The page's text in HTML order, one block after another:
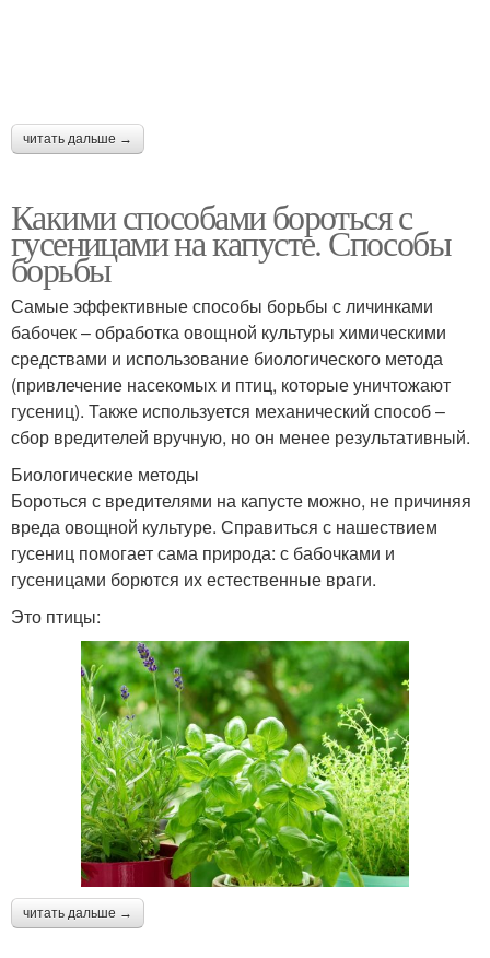
читать дальше →
Какими способами бороться с
гусеницами на капусте. Способы
борьбы
Самые эффективные способы борьбы с личинками
бабочек – обработка овощной культуры химическими
средствами и использование биологического метода
(привлечение насекомых и птиц, которые уничтожают
гусениц). Также используется механический способ –
сбор вредителей вручную, но он менее результативный.
Биологические методы
Бороться с вредителями на капусте можно, не причиняя
вреда овощной культуре. Справиться с нашествием
гусениц помогает сама природа: с бабочками и
гусеницами борются их естественные враги.
Это птицы:
читать дальше →